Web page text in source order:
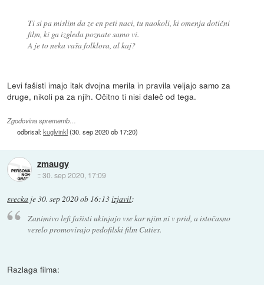
Ti si pa mislim da ze en peti naci, tu naokoli, ki omenja dotični
film, ki ga izgleda poznate samo vi.
A je to neka vaša folklora, al kaj?
Levi fašisti imajo itak dvojna merila in pravila veljajo samo za
druge, nikoli pa za njih. Očitno ti nisi daleč od tega.
Zgodovina sprememb…
odbrisal:kuglvinkl(30. sep 2020 ob 17:20)
zmaugy
::30. sep 2020, 17:09
svecka je30. sep 2020 ob 16:13izjavil:
Zanimivo lefi fašisti ukinjajo vse kar njim ni v prid, a istočasno
veselo promovirajo pedofilski film Cuties.
Razlaga filma: